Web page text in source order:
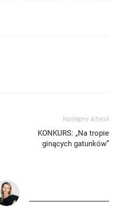
Następny artykuł
KONKURS: „Na tropie
ginących gatunków”